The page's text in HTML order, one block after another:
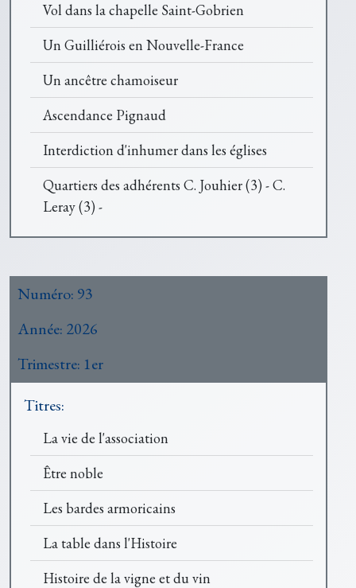
Vol dans la chapelle Saint-Gobrien
Un Guilliérois en Nouvelle-France
Un ancêtre chamoiseur
Ascendance Pignaud
Interdiction d'inhumer dans les églises
Quartiers des adhérents C. Jouhier (3) - C.
Leray (3) -
Numéro: 93
Année: 2026
Trimestre: 1er
Titres:
La vie de l'association
Être noble
Les bardes armoricains
La table dans l'Histoire
Histoire de la vigne et du vin